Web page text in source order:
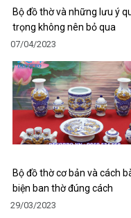
Bộ đồ thờ và những lưu ý
trọng không nên bỏ qua
07/04/2023
Bộ đồ thờ cơ bản và cách
biện ban thờ đúng cách
29/03/2023